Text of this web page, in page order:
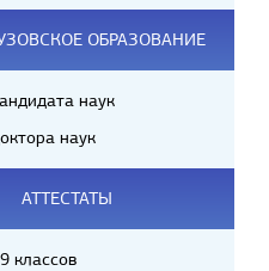
ОБРАЗОВАНИЕ
наук
наук
АТТЕСТАТЫ
классов